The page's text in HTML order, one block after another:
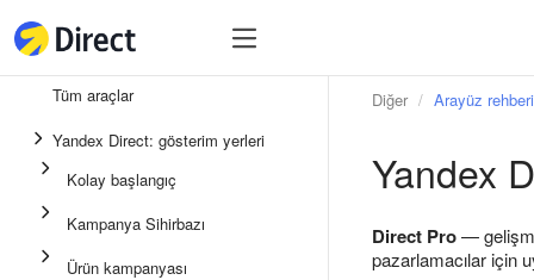
Araçlar
Mesajlaşma
Medya reklamı
Tüm araçlar
Yandex Direct: gösterim yerleri
Kolay başlangıç
Kampanya Sihirbazı
Ürün kampanyası
Diğer Arayüz rehberi
Yandex
Direct Pro—
pazarlamacılar için